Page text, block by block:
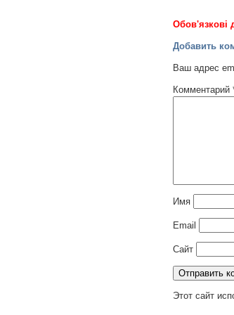
Обов'язкові
Добавить
Ваш адрес
Комментарий
Имя
Email
Сайт
Этот сайт